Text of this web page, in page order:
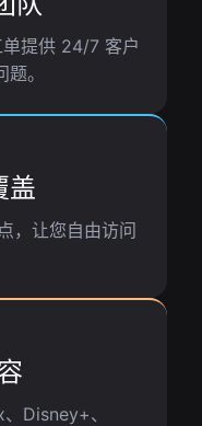
提供 24/7 客户
。
盖
，让您自由访问
Disney+、